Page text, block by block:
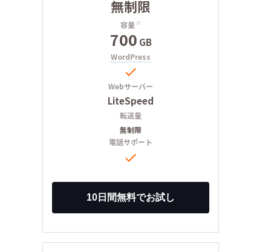
無制限
容量 ※
700 GB
WordPress

Webサーバー
LiteSpeed
転送量
無制限
電話サポート
